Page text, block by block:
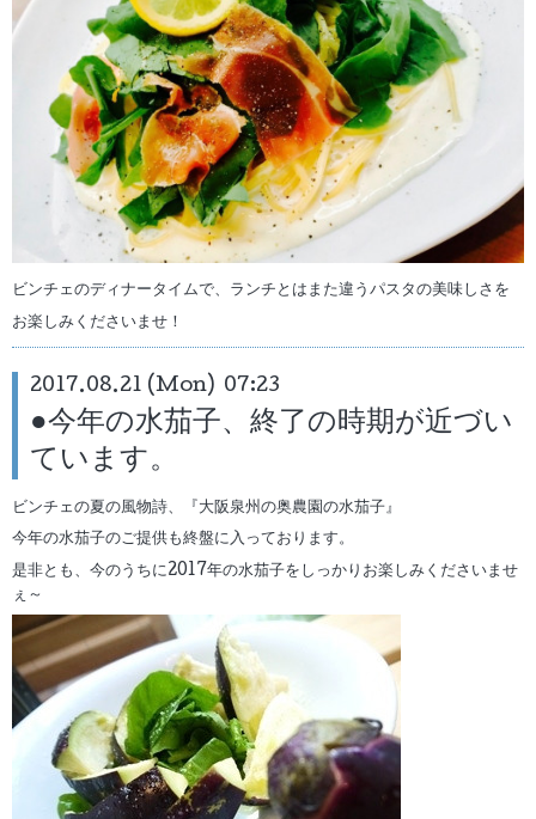
ビンチェのディナータイムで、ランチとはまた違うパスタの美味しさを
お楽しみくださいませ！
2017.08.21 (Mon) 07:23
●今年の水茄子、終了の時期が近づい
ています。
ビンチェの夏の風物詩、『大阪泉州の奥農園の水茄子』
今年の水茄子のご提供も終盤に入っております。
是非とも、今のうちに2017年の水茄子をしっかりお楽しみくださいませ
ぇ～